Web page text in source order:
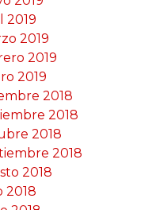
2019
2019
2019
2019
2018
2018
2018
2018
2018
2018